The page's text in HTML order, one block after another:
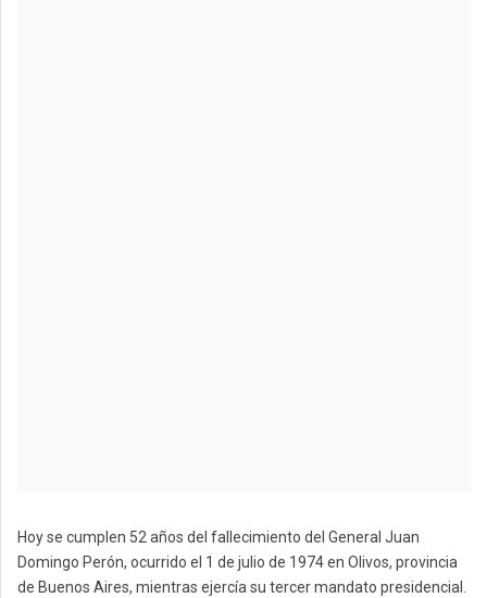
Hoy se cumplen 52 años del fallecimiento del General Juan
Domingo Perón, ocurrido el 1 de julio de 1974 en Olivos, provincia
de Buenos Aires, mientras ejercía su tercer mandato presidencial.